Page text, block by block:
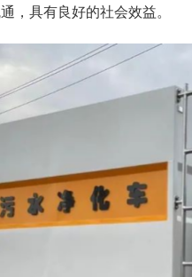
，具有良好的社会效益。